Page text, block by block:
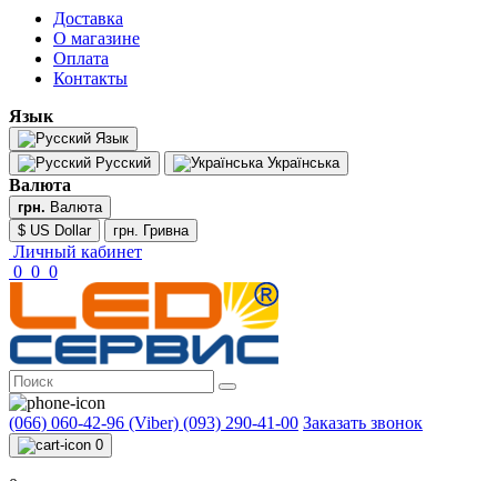
Доставка
О магазине
Оплата
Контакты
Язык
Язык
Русский
Українська
Валюта
грн. Валюта
$ US Dollar
грн. Гривна
Личный кабинет
0 0 0
(066) 060-42-96 (Viber) (093) 290-41-00 Заказать звонок
0